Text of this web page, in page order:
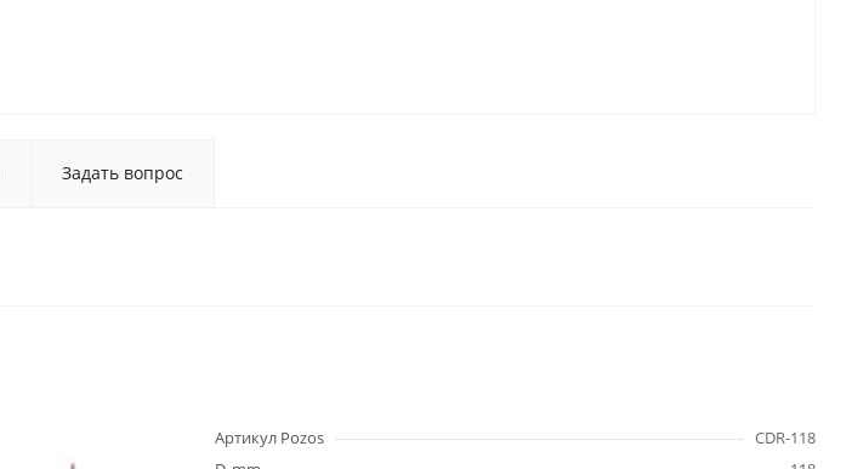
Задать вопрос
Артикул Pozos
CDR-118